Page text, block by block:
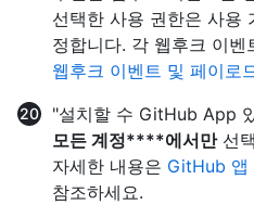
선택한 사용 권한은 사용
정합니다. 각 웹후크 이
웹후크 이벤트 및 페이로
"설치할 수 GitHub App
모든 계정****에서만선
자세한 내용은 GitHub 앱
참조하세요.